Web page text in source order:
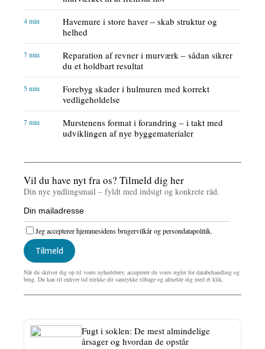
Havemure i store haver – skab struktur og
helhed
4 min
Reparation af revner i murværk – sådan sikrer
du et holdbart resultat
7 min
Forebyg skader i hulmuren med korrekt
vedligeholdelse
5 min
Murstenens format i forandring – i takt med
udviklingen af nye byggematerialer
7 min
Vil du have nyt fra os? Tilmeld dig her
Din nye yndlingsmail – fyldt med indsigt og konkrete råd.
Tilmeld
Jeg accepterer hjemmesidens brugervilkår og persondatapolitik.
Når du skriver dig op til vores nyhedsbrev, accepterer du vores regler for databehandling og
brug. Du kan til enhver tid trække dit samtykke tilbage og afmelde dig med ét klik.
Fugt i soklen: De mest almindelige
årsager og hvordan de opstår